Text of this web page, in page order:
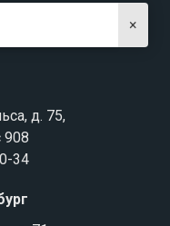
×
д. 75,
908
34